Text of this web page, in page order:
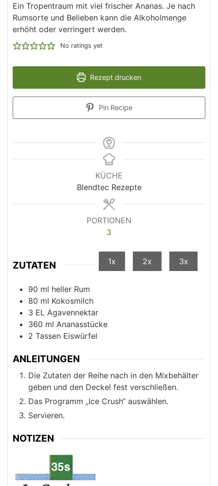
Ein Tropentraum mit viel frischer Ananas. Je nach
Rumsorte und Belieben kann die Alkoholmenge
erhöht oder verringert werden.
No ratings yet
Rezept drucken
Pin Recipe
KÜCHE
Blendtec Rezepte
PORTIONEN
3
ZUTATEN 1x 2x 3x
90 ml heller Rum
80 ml Kokosmilch
3 EL Agavennektar
360 ml Ananasstücke
2 Tassen Eiswürfel
ANLEITUNGEN
Die Zutaten der Reihe nach in den Mixbehälter
geben und den Deckel fest verschließen.
Das Programm „Ice Crush“ auswählen.
Servieren.
NOTIZEN